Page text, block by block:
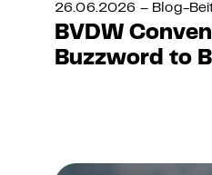
26.06.2026 – Blog-
BVDW
Buzzword to